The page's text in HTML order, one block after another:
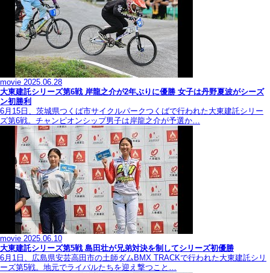
movie 2025.06.28
大東建託シリーズ第6戦 岸龍之介が2年ぶりに優勝 女子は丹野夏波がシーズ
ン初勝利
6月15日、茨城県つくば市サイクルパークつくばで行われた大東建託シリー
ズ第6戦。チャンピオンシップ男子は岸龍之介が予選か…
movie 2025.06.10
大東建託シリーズ第5戦 島田壮が兄弟対決を制してシリーズ初優勝
6月1日、広島県安芸高田市の土師ダムBMX TRACKで行われた大東建託シリ
ーズ第5戦。地元でライバルたちを迎え撃つこと…